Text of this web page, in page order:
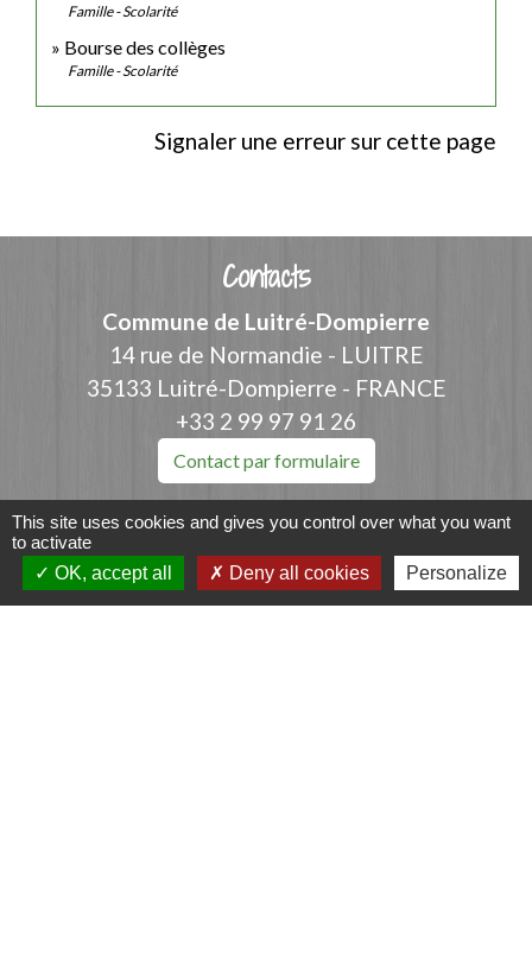
Famille - Scolarité
Bourse des collèges
Famille - Scolarité
Signaler une erreur sur cette page
Contacts
Commune de Luitré-Dompierre
14 rue de Normandie - LUITRE
35133 Luitré-Dompierre - FRANCE
+33 2 99 97 91 26
Contact par formulaire
Liens
This site uses cookies and gives you control over what you want
to activate
OK, accept all
Deny all cookies Personalize